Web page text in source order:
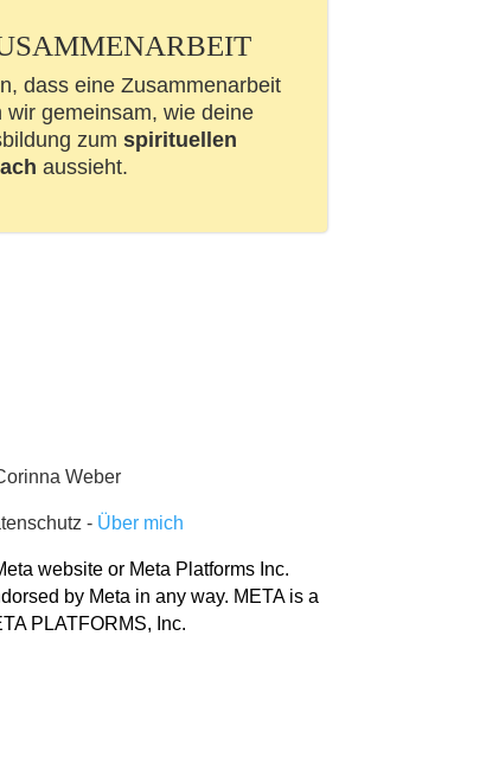
dass eine Zusammenarbeit
gemeinsam, wie deine
zumspirituellen
aussieht.
Weber
- Über mich
website or Meta Platforms Inc.
by Meta in any way. META is a
PLATFORMS, Inc.